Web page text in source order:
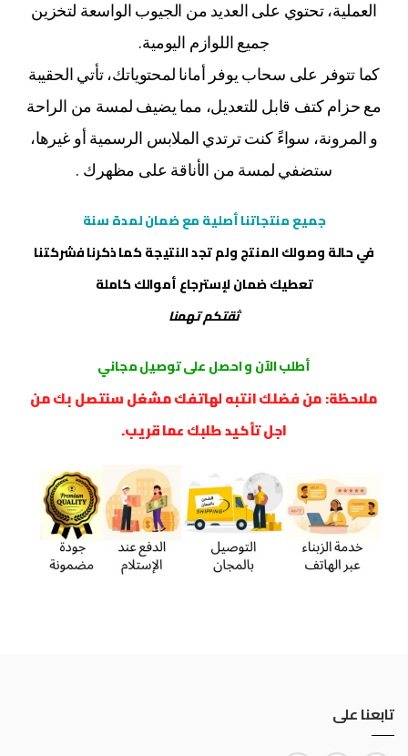
العملية، تحتوي على العديد من الجيوب الواسعة لتخزين
جميع اللوازم اليومية.
كما تتوفر على سحاب يوفر أمانا لمحتوياتك، تأتي الحقيبة
مع حزام كتف قابل للتعديل، مما يضيف لمسة من الراحة
و المرونة، سواءً كنت ترتدي الملابس الرسمية أو غيرها،
ستضفي لمسة من الأناقة على مظهرك .
جميع منتجاتنا أصلية مع ضمان لمدة سنة
في حالة وصولك المنتج ولم تجد النتيجة كما ذكرنا فشركتنا
تعطيك ضمان لإسترجاع أموالك كاملة
ثقتكم تهمنا
أطلب الآن و احصل على توصيل مجاني
ملاحظة: من فضلك انتبه لهاتفك مشغل سنتصل بك من
اجل تأكيد طلبك عما قريب.
تابعنا على